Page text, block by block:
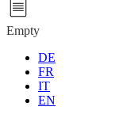
Empty
DE
FR
IT
EN